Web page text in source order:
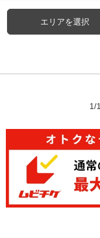
エリアを選択
1/1